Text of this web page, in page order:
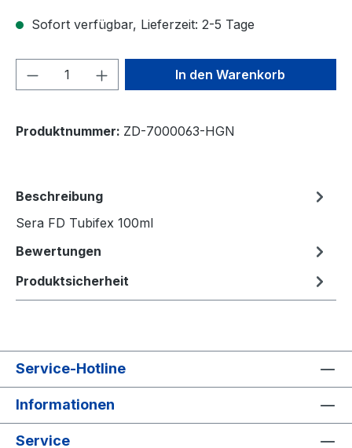
Sofort verfügbar, Lieferzeit: 2-5 Tage
Produkt Anzahl: Gib denIn den Warenkorb
Produktnummer: ZD-7000063-HGN
Beschreibung
Sera FD Tubifex 100ml
Bewertungen
Produktsicherheit
Service-Hotline
Informationen
Service